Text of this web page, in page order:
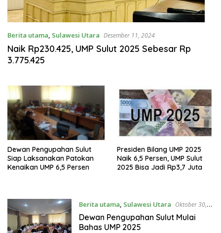
Berita utama, Sulawesi Utara Desember 11, 2024
Naik Rp230.425, UMP Sulut 2025 Sebesar Rp
3.775.425
Dewan Pengupahan Sulut
Siap Laksanakan Patokan
Kenaikan UMP 6,5 Persen
Presiden Bilang UMP 2025
Naik 6,5 Persen, UMP Sulut
2025 Bisa Jadi Rp3,7 Juta
Berita utama, Sulawesi Utara Oktober 30,
2024
Dewan Pengupahan Sulut Mulai
Bahas UMP 2025